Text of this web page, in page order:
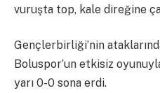
vuruşta top, kale direğine
Gençlerbirliği’nin
Boluspor’un etkisiz
yarı 0-0 sona erdi.